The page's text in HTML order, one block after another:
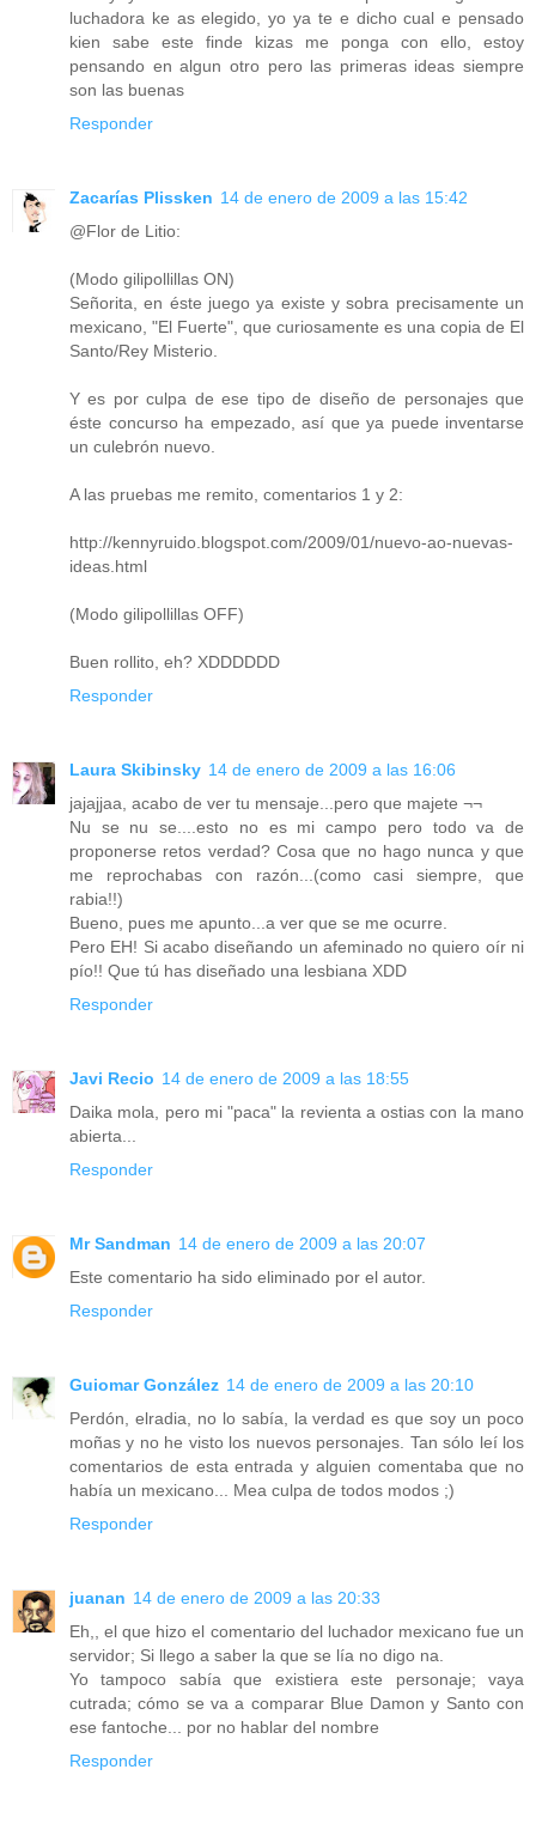
luchadora ke as elegido, yo ya te e dicho cual e pensado
kien sabe este finde kizas me ponga con ello, estoy
pensando en algun otro pero las primeras ideas siempre
son las buenas
Responder
Zacarías Plissken 14 de enero de 2009 a las 15:42
@Flor de Litio:
(Modo gilipollillas ON)
Señorita, en éste juego ya existe y sobra precisamente un
mexicano, "El Fuerte", que curiosamente es una copia de El
Santo/Rey Misterio.
Y es por culpa de ese tipo de diseño de personajes que
éste concurso ha empezado, así que ya puede inventarse
un culebrón nuevo.
A las pruebas me remito, comentarios 1 y 2:
http://kennyruido.blogspot.com/2009/01/nuevo-ao-nuevas-
ideas.html
(Modo gilipollillas OFF)
Buen rollito, eh? XDDDDDD
Responder
Laura Skibinsky 14 de enero de 2009 a las 16:06
jajajjaa, acabo de ver tu mensaje...pero que majete ¬¬
Nu se nu se....esto no es mi campo pero todo va de
proponerse retos verdad? Cosa que no hago nunca y que
me reprochabas con razón...(como casi siempre, que
rabia!!)
Bueno, pues me apunto...a ver que se me ocurre.
Pero EH! Si acabo diseñando un afeminado no quiero oír ni
pío!! Que tú has diseñado una lesbiana XDD
Responder
Javi Recio 14 de enero de 2009 a las 18:55
Daika mola, pero mi "paca" la revienta a ostias con la mano
abierta...
Responder
Mr Sandman 14 de enero de 2009 a las 20:07
Este comentario ha sido eliminado por el autor.
Responder
Guiomar González 14 de enero de 2009 a las 20:10
Perdón, elradia, no lo sabía, la verdad es que soy un poco
moñas y no he visto los nuevos personajes. Tan sólo leí los
comentarios de esta entrada y alguien comentaba que no
había un mexicano... Mea culpa de todos modos ;)
Responder
juanan 14 de enero de 2009 a las 20:33
Eh,, el que hizo el comentario del luchador mexicano fue un
servidor; Si llego a saber la que se lía no digo na.
Yo tampoco sabía que existiera este personaje; vaya
cutrada; cómo se va a comparar Blue Damon y Santo con
ese fantoche... por no hablar del nombre
Responder